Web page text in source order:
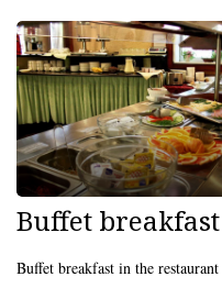
Buffet breakfast
Buffet breakfast in the